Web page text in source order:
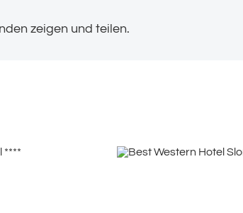
zeigen und teilen.